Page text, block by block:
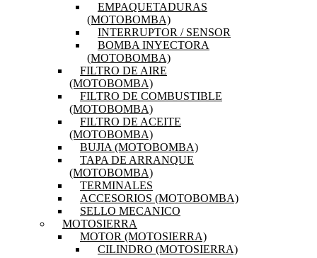
EMPAQUETADURAS
(MOTOBOMBA)
INTERRUPTOR / SENSOR
BOMBA INYECTORA
(MOTOBOMBA)
FILTRO DE AIRE
(MOTOBOMBA)
FILTRO DE COMBUSTIBLE
(MOTOBOMBA)
FILTRO DE ACEITE
(MOTOBOMBA)
BUJIA (MOTOBOMBA)
TAPA DE ARRANQUE
(MOTOBOMBA)
TERMINALES
ACCESORIOS (MOTOBOMBA)
SELLO MECANICO
MOTOSIERRA
MOTOR (MOTOSIERRA)
CILINDRO (MOTOSIERRA)